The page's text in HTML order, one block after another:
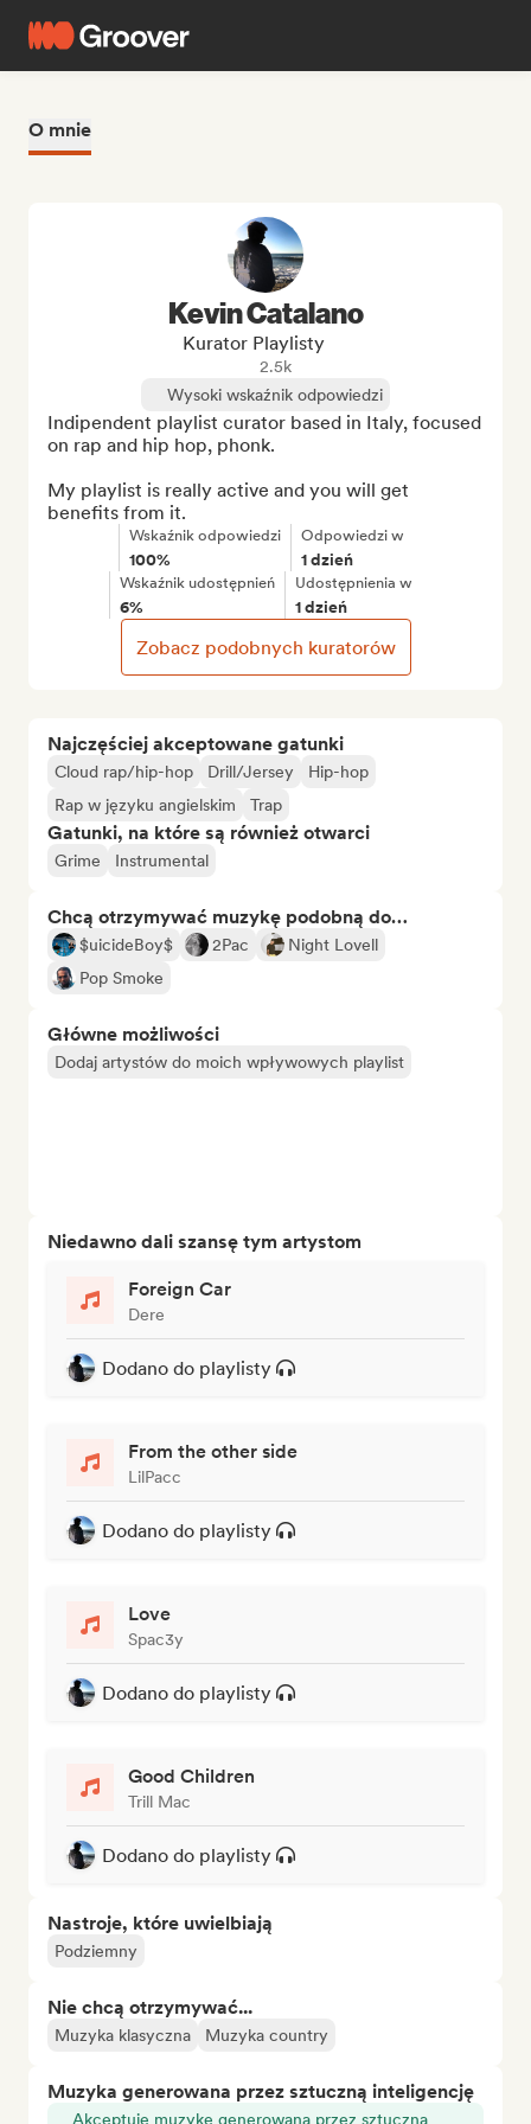
O mnie
Najczęściej akceptowane gatunki
Cloud rap/hip-hop Drill/Jersey
Hip-hop
Rap w języku angielskim
Trap
Gatunki, na które są również otwarci
Grime Instrumental
Chcą otrzymywać muzykę podobną do…
$uicideBoy$ 2Pac
Night Lovell
Pop Smoke
Główne możliwości
Dodaj artystów do moich wpływowych playlist
Niedawno dali szansę tym artystom
Foreign Car
Dere
Dodano do playlisty
From the other side
LilPacc
Dodano do playlisty
Love
Spac3y
Dodano do playlisty
Good Children
Trill Mac
Dodano do playlisty
Nastroje, które uwielbiają
Podziemny
Nie chcą otrzymywać...
Muzyka klasyczna Muzyka country
Muzyka generowana przez sztuczną inteligencję
Akceptuję muzykę generowaną przez sztuczną
Kevin Catalano
Kurator Playlisty
2.5k
Wysoki wskaźnik odpowiedzi
Indipendent playlist curator based in Italy, focused
on rap and hip hop, phonk.
My playlist is really active and you will get
benefits from it.
Wskaźnik odpowiedzi
100%
Odpowiedzi w
1 dzień
Wskaźnik udostępnień
6%
Udostępnienia w
1 dzień
Zobacz podobnych kuratorów